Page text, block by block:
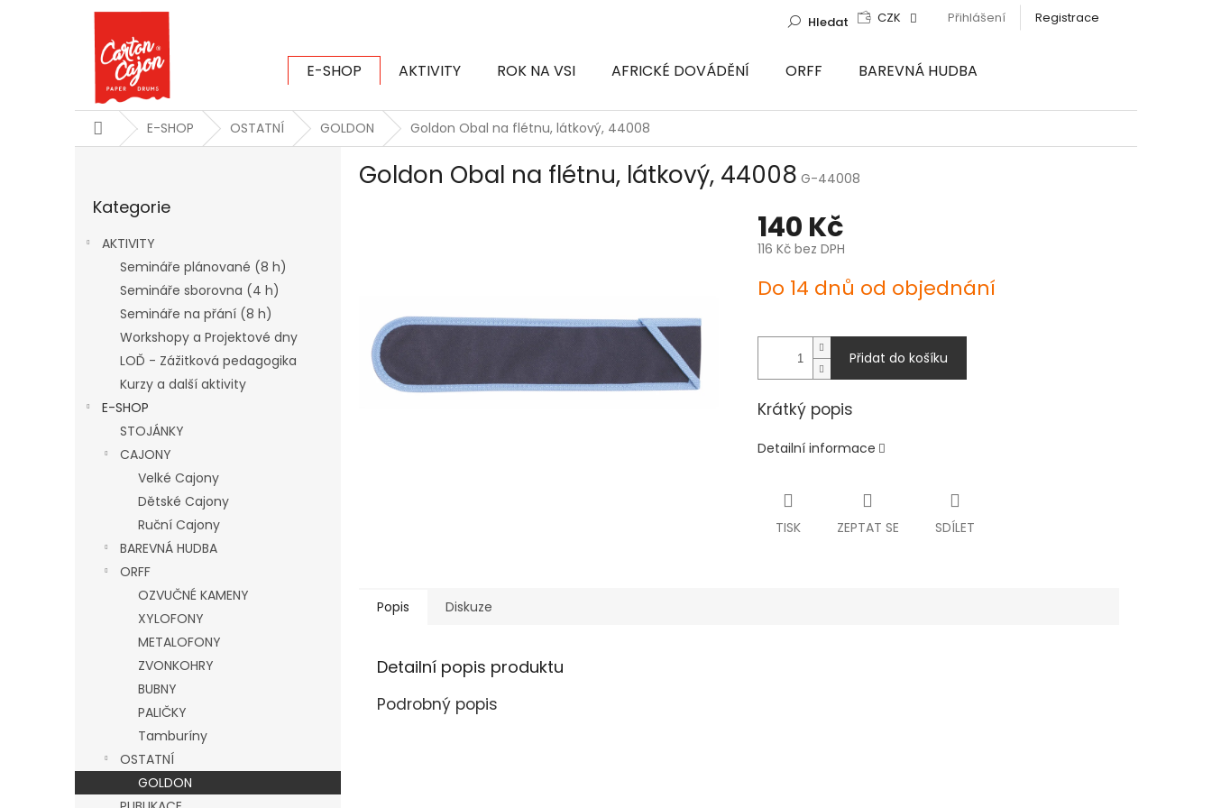
CZK Přihlášení Registrace
Hledat
E-SHOP AKTIVITY ROK NA VSI AFRICKÉ DOVÁDĚNÍ ORFF
BAREVNÁ HUDBA
DomůE-SHOP OSTATNÍ GOLDON Goldon Obal na flétnu, látkový, 44008
kategorie
Kategorie
AKTIVITY
Semináře plánované (8 h)
Semináře sborovna (4 h)
Semináře na přání (8 h)
Workshopy a Projektové dny
LOĎ - Zážitková pedagogika
Kurzy a další aktivity
E-SHOP
STOJÁNKY
CAJONY
Velké Cajony
Dětské Cajony
Ruční Cajony
BAREVNÁ HUDBA
ORFF
OZVUČNÉ KAMENY
XYLOFONY
METALOFONY
ZVONKOHRY
BUBNY
PALIČKY
Tamburíny
OSTATNÍ
GOLDON
Goldon Obal na flétnu, látkový, 44008 G-44008
140 Kč
116 Kč bez DPH
cena:
Do 14 dnů od objednání
Přidat do košíku
Krátký popis
Detailní informace
TISK ZEPTAT SE SDÍLET
Popis Diskuze
Detailní popis produktu
Podrobný popis